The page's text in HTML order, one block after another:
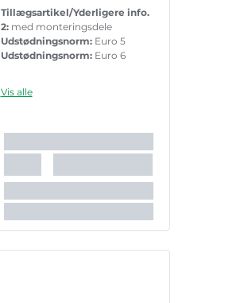
Tillægsartikel/Yderligere info.
2:med monteringsdele
Udstødningsnorm:Euro 5
Udstødningsnorm:Euro 6
Vis alle